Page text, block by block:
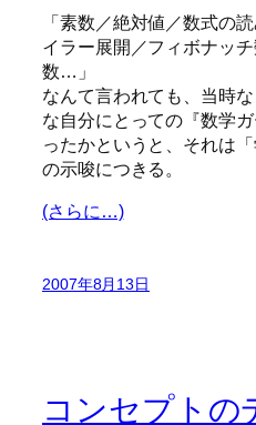
素数／絶対値／数式の
イラー展開／フィボナッ
数…
なんて言われても、当時
な自分にとっての『数学
ったかというと、それは
の示唆につきる。
(さらに…)
2007年8月13日
コンセプトの